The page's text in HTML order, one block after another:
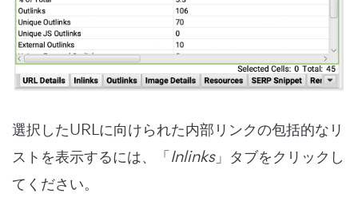
選択したURLに向けられた内部リンクの包括的なリ
ストを表示するには、「Inlinks」タブをクリックし
てください。